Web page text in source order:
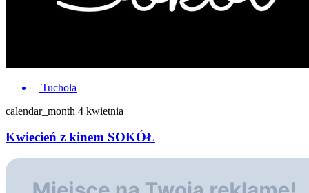
Tuchola
calendar_month 4 kwietnia
Kwiecień z kinem SOKÓŁ